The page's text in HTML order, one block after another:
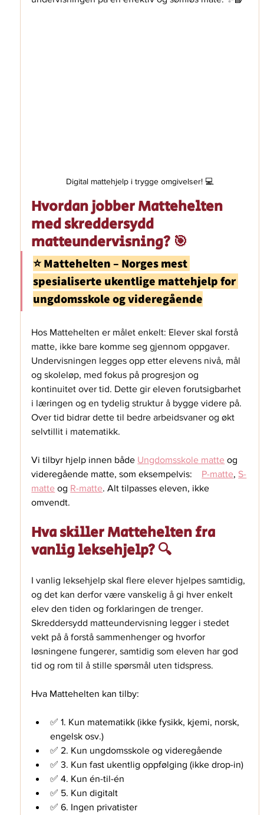
Digital mattehjelp i trygge omgivelser! 💻
Hvordan jobber Mattehelten
med skreddersydd
matteundervisning? 🎯
⭐ Mattehelten – Norges mest
spesialiserte ukentlige mattehjelp for
ungdomsskole og videregående
Hos Mattehelten er målet enkelt: Elever skal forstå
matte, ikke bare komme seg gjennom oppgaver.
Undervisningen legges opp etter elevens nivå, mål
og skoleløp, med fokus på progresjon og
kontinuitet over tid. Dette gir eleven forutsigbarhet
i læringen og en tydelig struktur å bygge videre på.
Over tid bidrar dette til bedre arbeidsvaner og økt
selvtillit i matematikk.
Vi tilbyr hjelp innen både Ungdomsskole matte og
videregående matte, som eksempelvis: P-matte, S-
matte og R-matte. Alt tilpasses eleven, ikke
omvendt.
Hva skiller Mattehelten fra
vanlig leksehjelp? 🔍
I vanlig leksehjelp skal flere elever hjelpes samtidig,
og det kan derfor være vanskelig å gi hver enkelt
elev den tiden og forklaringen de trenger.
Skreddersydd matteundervisning legger i stedet
vekt på å forstå sammenhenger og hvorfor
løsningene fungerer, samtidig som eleven har god
tid og rom til å stille spørsmål uten tidspress.
Hva Mattehelten kan tilby:
✅ 1. Kun matematikk (ikke fysikk, kjemi, norsk,
engelsk osv.)
✅ 2. Kun ungdomsskole og videregående
✅ 3. Kun fast ukentlig oppfølging (ikke drop-in)
✅ 4. Kun én-til-én
✅ 5. Kun digitalt
✅ 6. Ingen privatister